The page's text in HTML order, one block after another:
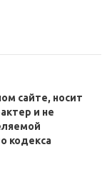
сайте, носит
и не
кодекса